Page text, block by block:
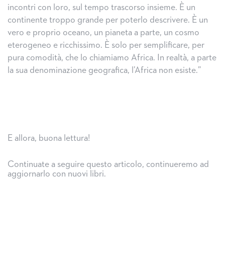
incontri con loro, sul tempo trascorso insieme. È un
continente troppo grande per poterlo descrivere. È un
vero e proprio oceano, un pianeta a parte, un cosmo
eterogeneo e ricchissimo. È solo per semplificare, per
pura comodità, che lo chiamiamo Africa. In realtà, a parte
la sua denominazione geografica, l’Africa non esiste.”
E allora, buona lettura!
Continuate a seguire questo articolo, continueremo ad
aggiornarlo con nuovi libri.